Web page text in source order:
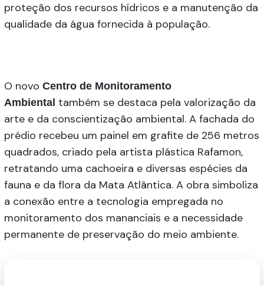
proteção dos recursos hídricos e a manutenção da
qualidade da água fornecida à população.
O novoCentro de Monitoramento
Ambiental também se destaca pela valorização da
arte e da conscientização ambiental. A fachada do
prédio recebeu um painel em grafite de 256 metros
quadrados, criado pela artista plástica Rafamon,
retratando uma cachoeira e diversas espécies da
fauna e da flora da Mata Atlântica. A obra simboliza
a conexão entre a tecnologia empregada no
monitoramento dos mananciais e a necessidade
permanente de preservação do meio ambiente.